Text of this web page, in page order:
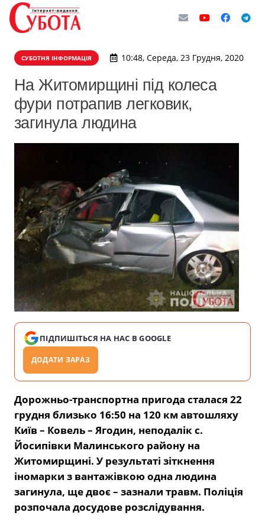
СУБОТНЯ ІНФОРМАЦІЯ 10:48, Середа, 23 Грудня, 2020
На Житомирщині під колеса
фури потрапив легковик,
загинула людина
ПІДПИШІТЬСЯ НА НАС В GOOGLE
ДОДАТИ ЗАРАЗ
Дорожньо-транспортна пригода сталася 22
грудня близько 16:50 на 120 км автошляху
Київ – Ковель – Ягодин, неподалік с.
Йосипівки Малинського району на
Житомирщині. У результаті зіткнення
іномарки з вантажівкою одна людина
загинула, ще двоє – зазнали травм. Поліція
розпочала досудове розслідування.